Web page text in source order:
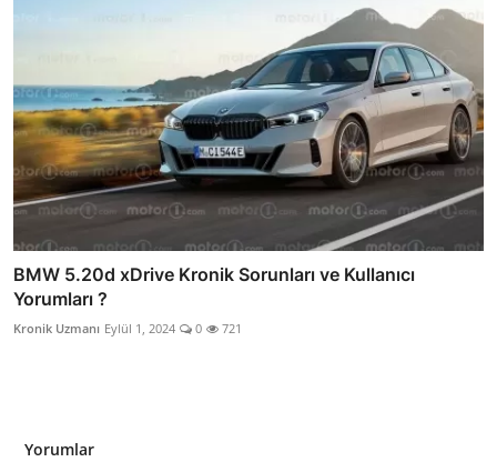
BMW 5.20d xDrive Kronik Sorunları ve Kullanıcı
Yorumları ?
Kronik Uzmanı Eylül 1, 2024 0 721
Yorumlar